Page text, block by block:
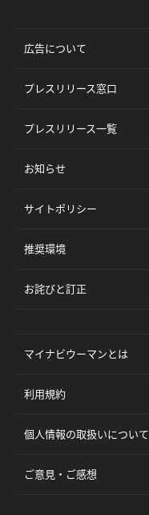
広告について
プレスリリース窓口
プレスリリース一覧
お知らせ
サイトポリシー
推奨環境
お詫びと訂正
マイナビウーマンとは
利用規約
個人情報の取扱いについて
ご意見・ご感想